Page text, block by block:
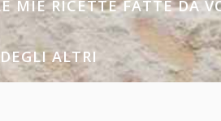
MIE RICETTE FATTE DA
ALTRI